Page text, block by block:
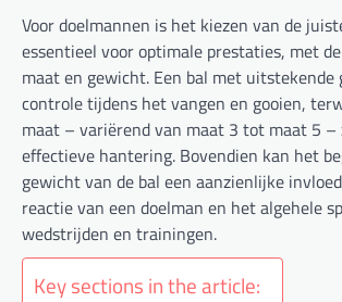
Voor doelmannen is het kiezen van de
essentieel voor optimale prestaties, met
maat en gewicht. Een bal met
controle tijdens het vangen en gooien,
maat – variërend van maat 3 tot maat 5 –
effectieve hantering. Bovendien kan het
gewicht van de bal een aanzienlijke
reactie van een doelman en het algehele
wedstrijden en trainingen.
Key sections in the article: